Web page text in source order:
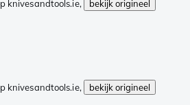
knivesandtools.ie,
bekijk origineel
knivesandtools.ie,
bekijk origineel